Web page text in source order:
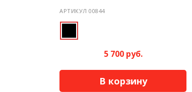
АРТИКУЛ 00844
5 700 руб.
В корзину